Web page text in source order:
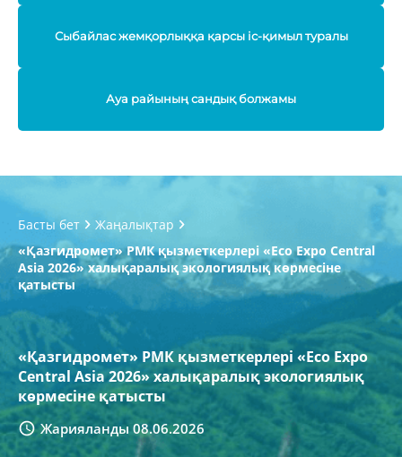
Сыбайлас жемқорлыққа қарсы іс-қимыл туралы
Ауа райының сандық болжамы
Басты бет
Жаңалықтар
«Қазгидромет» РМК қызметкерлері «Eco Expo Central
Asia 2026» халықаралық экологиялық көрмесіне
қатысты
«Қазгидромет» РМК қызметкерлері «Eco Expo
Central Asia 2026» халықаралық экологиялық
көрмесіне қатысты
Жарияланды 08.06.2026